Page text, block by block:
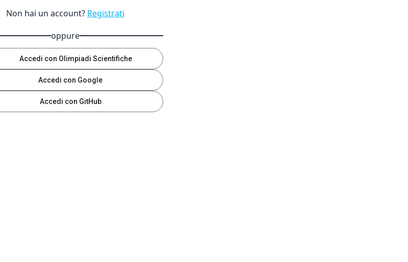
Non hai un account? Registrati
oppure
Accedi con Olimpiadi Scientifiche
Accedi con Google
Accedi con GitHub